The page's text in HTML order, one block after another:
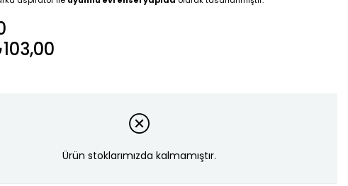
Ürün stoklarımızda kalmamıştır.